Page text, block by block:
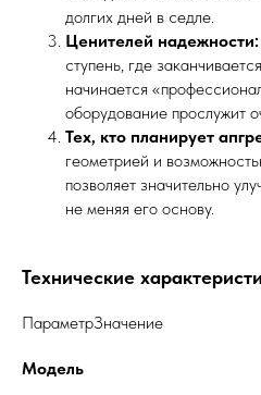
долгих дней в седле.
Ценителей надежности:
ступень, где
начинается
оборудование прослужит
Тех, кто планирует
геометрией и
позволяет значительно
не меняя его основу.
Технические
ПараметрЗначение
Модель